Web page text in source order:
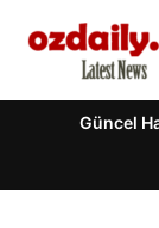
Güncel